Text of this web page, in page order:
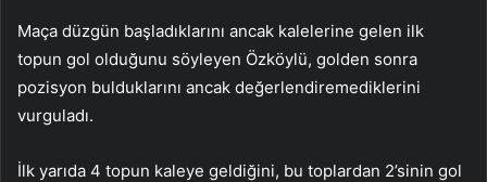
Maça düzgün başladıklarını ancak kalelerine gelen ilk
topun gol olduğunu söyleyen Özköylü, golden sonra
pozisyon bulduklarını ancak değerlendiremediklerini
vurguladı.
İlk yarıda 4 topun kaleye geldiğini, bu toplardan 2’sinin gol